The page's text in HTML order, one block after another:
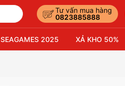
Tư vấn mua hàng
0823885888
SEAGAMES 2025 XẢ KHO 50%